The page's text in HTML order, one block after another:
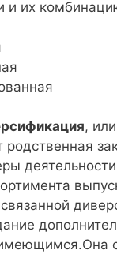
и их
,